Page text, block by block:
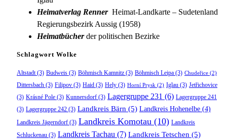
Heimatverlag Renner Heimat-Landkarte – Sudetenland
Regierungsbezirk Aussig (1958)
Heimatbücherder politischen Bezirke
Schlagwort Wolke
Altstadt(3) Budweis (3) Böhmisch Kamnitz (3) Böhmisch Leipa (3) Chudeřice (2)
Dittersbach (3) Filipov (3) Haid (3) Hely (3) Horní Prysk (2) Iglau (3) Jetřichovice
(3) Krásné Pole (3) Kunnersdorf (3) Lagergruppe 231 (6) Lagergruppe 241
(3) Lagergruppe 242 (3) Landkreis Bärn (5) Landkreis Hohenelbe (4)
Landkreis Jägerndorf (3) Landkreis Komotau (10) Landkreis
Schluckenau (3) Landkreis Tachau (7) Landkreis Tetschen (5)